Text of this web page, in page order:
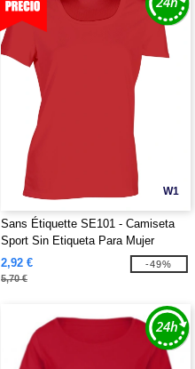
W1
Sans Étiquette SE101 - Camiseta
Sport Sin Etiqueta Para Mujer
2,92 €
5,70 €
-49%